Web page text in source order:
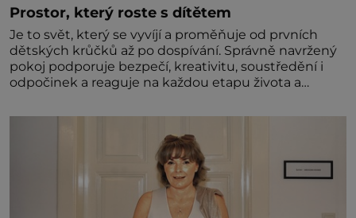
Prostor, který roste s dítětem
Je to svět, který se vyvíjí a proměňuje od prvních
dětských krůčků až po dospívání. Správně navržený
pokoj podporuje bezpečí, kreativitu, soustředění i
odpočinek a reaguje na každou etapu života a
jednoduchost, měkkost a bezpečí, proto by pokoj